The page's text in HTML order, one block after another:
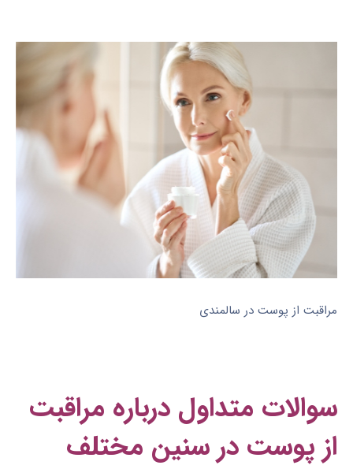
مراقبت از پوست در سالمندی
سوالات متداول درباره مراقبت
از پوست در سنین مختلف